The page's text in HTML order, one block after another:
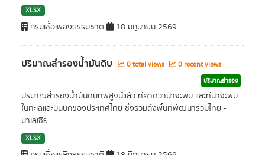
XLSX
กรมเชื้อเพลิงธรรมชาติ 18 มิถุนายน 2569
ปริมาณสำรองน้ำมันดิบ 0 total views 0 recent views
ปริมาณสำรอง
ปริมาณสำรองน้ำมันดิบที่พิสูจน์แล้ว ที่คาดว่าน่าจะพบ และที่น่าจะพบ
ในทะเลและบนบกของประเทศไทย ซึ่งรวมถึงพื้นที่พัฒนาร่วมไทย -
มาเลเซีย
XLSX